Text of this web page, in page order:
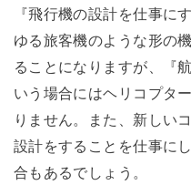
『飛行機の設計を仕事に
ゆる旅客機のような形の
ることになりますが、『
いう場合にはヘリコプタ
りません。また、新しい
設計をすることを仕事に
合もあるでしょう。